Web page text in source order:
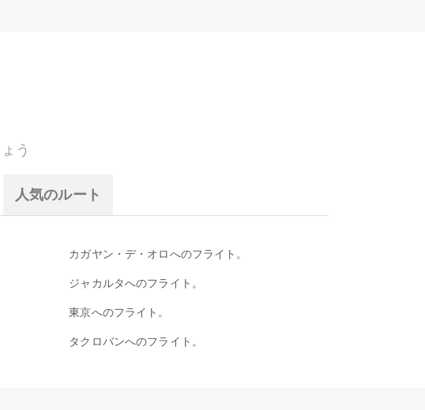
う
人気のルート
カガヤン・デ・オロへのフライト。
ジャカルタへのフライト。
東京へのフライト。
タクロバンへのフライト。